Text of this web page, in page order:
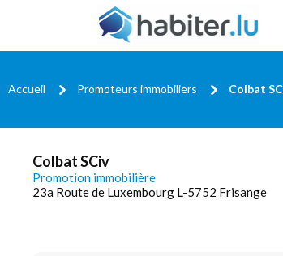
Accueil Promoteurs immobiliers Colbat
Colbat SCiv
Promotion immobilière
23a Route de Luxembourg L-5752 Frisange